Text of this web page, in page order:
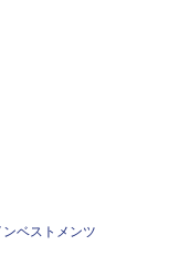
ベストメンツ